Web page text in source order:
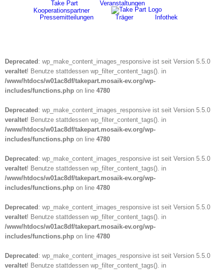
Take Part
Veranstaltungen
Kooperationspartner
Pressemitteilungen
Träger Infothek
Deprecated : wp_make_content_images_responsive ist seit Version 5.5.0
veraltet! Benutze stattdessen wp_filter_content_tags(). in
/www/htdocs/w01ac8df/takepart.mosaik-ev.org/wp-
includes/functions.php on line 4780
Deprecated : wp_make_content_images_responsive ist seit Version 5.5.0
veraltet! Benutze stattdessen wp_filter_content_tags(). in
/www/htdocs/w01ac8df/takepart.mosaik-ev.org/wp-
includes/functions.php on line 4780
Deprecated : wp_make_content_images_responsive ist seit Version 5.5.0
veraltet! Benutze stattdessen wp_filter_content_tags(). in
/www/htdocs/w01ac8df/takepart.mosaik-ev.org/wp-
includes/functions.php on line 4780
Deprecated : wp_make_content_images_responsive ist seit Version 5.5.0
veraltet! Benutze stattdessen wp_filter_content_tags(). in
/www/htdocs/w01ac8df/takepart.mosaik-ev.org/wp-
includes/functions.php on line 4780
Deprecated : wp_make_content_images_responsive ist seit Version 5.5.0
veraltet! Benutze stattdessen wp_filter_content_tags(). in